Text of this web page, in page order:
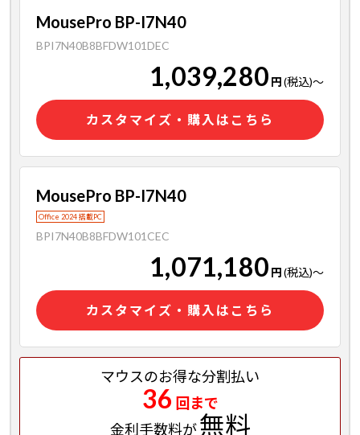
MousePro BP-I7N40
BPI7N40B8BFDW101DEC
1,039,280 円(税込)～
カスタマイズ・購入はこちら
MousePro BP-I7N40
Office 2024 搭載PC
BPI7N40B8BFDW101CEC
1,071,180 円(税込)～
カスタマイズ・購入はこちら
マウスのお得な分割払い
36 回まで
金利手数料が無料